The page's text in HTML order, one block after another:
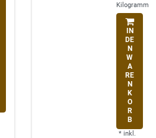
Kilogramm
IN
DE
N
W
A
RE
N
K
O
R
B
* inkl.